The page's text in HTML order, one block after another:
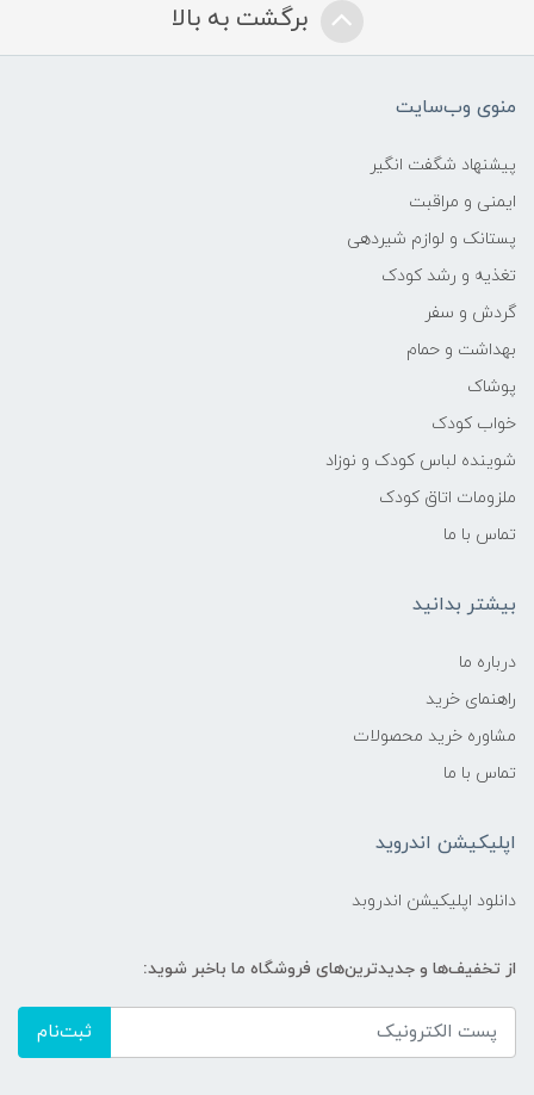
شفاف یا کمی رنگی ژله‌ای (بدون رنگ‌های
اثرات:
پاک‌کنندگی ملایم و مؤثر دندان‌ها
نرم کردن لثه‌های حساس
مقدار بسیار کم (به اندازه یک نخود) روی
دور از دسترس کودکان بدون نظارت بزرگسالان
نگهداری شود
ماندگاری پس از باز شدن:
برگشت به بالا
منوی وب‌سایت
پیشنهاد شگفت انگیر
ایمنی و مراقبت
پستانک و لوازم شیردهی
تغذیه و رشد کودک
گردش و سفر
بهداشت و حمام
پوشاک
خواب کودک
شوینده لباس کودک و نوزاد
ملزومات اتاق کودک
تماس با ما
بیشتر بدانید
درباره ما
راهنمای خرید
مشاوره خرید محصولات
تماس با ما
اپلیکیشن اندروید
دانلود اپلیکیشن اندروبد
از تخفیف‌ها و جدیدترین‌های فروشگاه ما باخبر شوید:
ثبت‌نام